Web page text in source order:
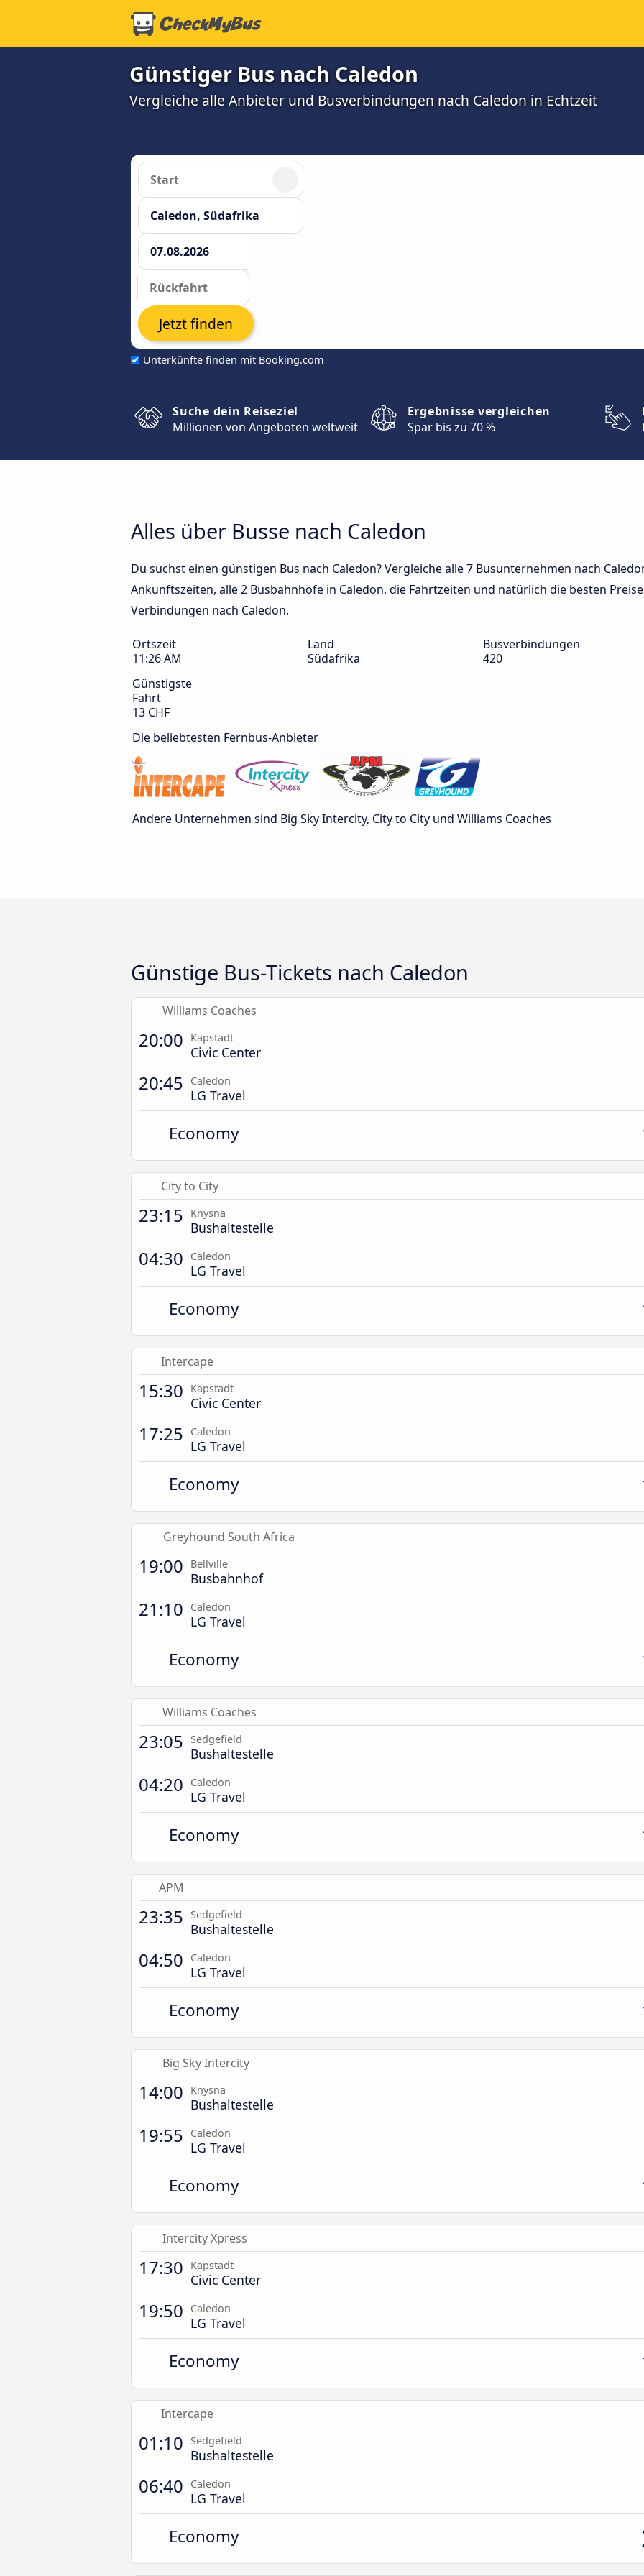
Günstiger Bus nach Caledon
Vergleiche alle Anbieter und Busverbindungen nach Caledon in Echtzeit
Unterkünfte finden mit Booking.com
Jetzt finden
Suche dein Reiseziel
Millionen von Angeboten weltweit
Ergebnisse vergleichen
Spar bis zu 70 %
Alles über Busse nach Caledon
Du suchst einen günstigen Bus nach Caledon? Vergleiche alle 7 Busunternehmen nach
Ankunftszeiten, alle 2 Busbahnhöfe in Caledon, die Fahrtzeiten und natürlich die besten
Verbindungen nach Caledon.
Ortszeit
11:26 AM
Land
Südafrika
Busverbindungen
420
Günstigste
Fahrt
13 CHF
Die beliebtesten Fernbus-Anbieter
Andere Unternehmen sind Big Sky Intercity, City to City und Williams Coaches
Günstige Bus-Tickets nach Caledon
Williams Coaches
20:00 Kapstadt
Civic Center
20:45 Caledon
LG Travel
Economy
City to City
23:15 Knysna
Bushaltestelle
04:30 Caledon
LG Travel
Economy
Intercape
15:30 Kapstadt
Civic Center
17:25 Caledon
LG Travel
Economy
Greyhound South Africa
19:00 Bellville
Busbahnhof
21:10 Caledon
LG Travel
Economy
Williams Coaches
23:05 Sedgefield
Bushaltestelle
04:20 Caledon
LG Travel
Economy
APM
23:35 Sedgefield
Bushaltestelle
04:50 Caledon
LG Travel
Economy
Big Sky Intercity
14:00 Knysna
Bushaltestelle
19:55 Caledon
LG Travel
Economy
Intercity Xpress
17:30 Kapstadt
Civic Center
19:50 Caledon
LG Travel
Economy
Intercape
01:10 Sedgefield
Bushaltestelle
06:40 Caledon
LG Travel
Economy